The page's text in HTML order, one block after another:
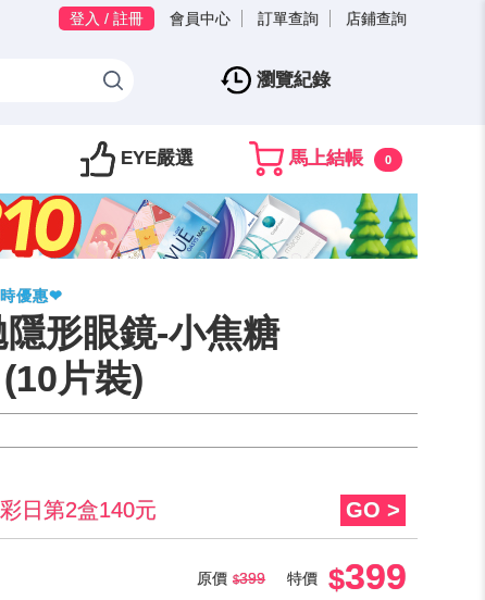
登入 / 註冊 會員中心 訂單查詢 店鋪查詢
瀏覽紀錄
EYE嚴選 馬上結帳 0
時優惠❤
形眼鏡-小焦糖
片裝)
日第2盒140元 GO >
原價 399 特價 399